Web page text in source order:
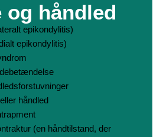
og håndled
epikondylitis)
epikondylitis)
håndled
(en håndtilstand, der